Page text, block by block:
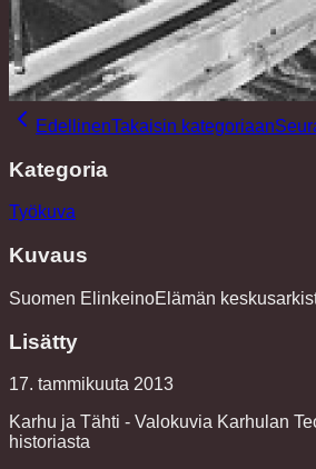
EdellinenTakaisin kategoriaan
Kategoria
Työkuva
Kuvaus
Suomen ElinkeinoElämän
Lisätty
17. tammikuuta 2013
Karhu ja Tähti - Valokuvia Karhulan
historiasta